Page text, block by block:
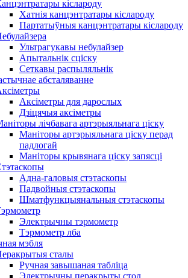
кіслароду
Хатнія канцэнтратары кіслароду
Партатыўныя канцэнтратары кіслароду
Ультрагукавы небулайзер
Апытальнік сціску
Сеткавы распыляльнік
абсталяванне
Аксіметры для дарослых
Дзіцячыя аксіметры
лічбавага артэрыяльнага ціску
Маніторы артэрыяльнага ціску перад
падлогай
Маніторы крывянага ціску запясці
Адна-галовыя стэтаскопы
Падвойныя стэтаскопы
Шматфункцыянальныя стэтаскопы
Электрычны тэрмометр
Тэрмометр лба
мэбля
сталы
Ручная завышаная табліца
Электрычны перакрыты стол